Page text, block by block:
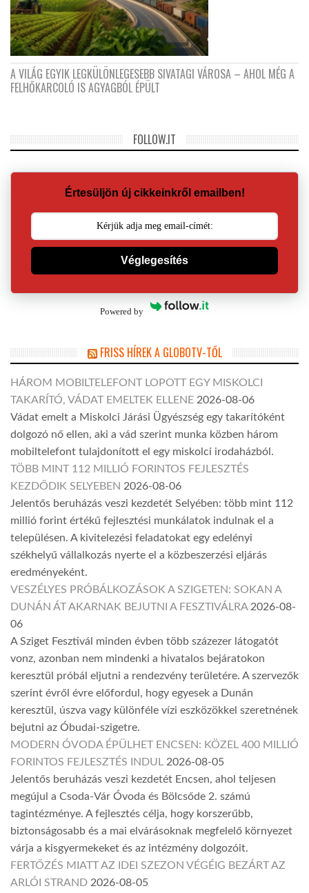
A VILÁG EGYIK LEGKÜLÖNLEGESEBB SIVATAGI VÁROSA – AHOL MÉG A
FELHŐKARCOLÓ IS AGYAGBÓL ÉPÜLT
FOLLOW.IT
Értesüljön új cikkeinkről emailben!
Véglegesítés
Powered by
FRISS HÍREK A GLOBOTV-TŐL
HÁROM MOBILTELEFONT LOPOTT EGY MISKOLCI
TAKARÍTÓ, VÁDAT EMELTEK ELLENE 2026-08-06
Vádat emelt a Miskolci Járási Ügyészség egy takarítóként
dolgozó nő ellen, aki a vád szerint munka közben három
mobiltelefont tulajdonított el egy miskolci irodaházból.
TÖBB MINT 112 MILLIÓ FORINTOS FEJLESZTÉS
KEZDŐDIK SELYEBEN 2026-08-06
Jelentős beruházás veszi kezdetét Selyében: több mint 112
millió forint értékű fejlesztési munkálatok indulnak el a
településen. A kivitelezési feladatokat egy edelényi
székhelyű vállalkozás nyerte el a közbeszerzési eljárás
eredményeként.
VESZÉLYES PRÓBÁLKOZÁSOK A SZIGETEN: SOKAN A
DUNÁN ÁT AKARNAK BEJUTNI A FESZTIVÁLRA 2026-08-
06
A Sziget Fesztivál minden évben több százezer látogatót
vonz, azonban nem mindenki a hivatalos bejáratokon
keresztül próbál eljutni a rendezvény területére. A szervezők
szerint évről évre előfordul, hogy egyesek a Dunán
keresztül, úszva vagy különféle vízi eszközökkel szeretnének
bejutni az Óbudai-szigetre.
MODERN ÓVODA ÉPÜLHET ENCSEN: KÖZEL 400 MILLIÓ
FORINTOS FEJLESZTÉS INDUL 2026-08-05
Jelentős beruházás veszi kezdetét Encsen, ahol teljesen
megújul a Csoda-Vár Óvoda és Bölcsőde 2. számú
tagintézménye. A fejlesztés célja, hogy korszerűbb,
biztonságosabb és a mai elvárásoknak megfelelő környezet
várja a kisgyermekeket és az intézmény dolgozóit.
FERTŐZÉS MIATT AZ IDEI SZEZON VÉGÉIG BEZÁRT AZ
ARLÓI STRAND 2026-08-05